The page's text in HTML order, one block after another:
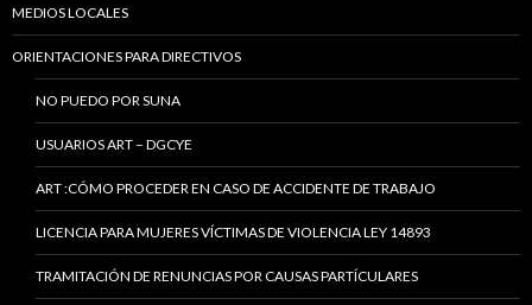
MEDIOS LOCALES
ORIENTACIONES PARA DIRECTIVOS
NO PUEDO POR SUNA
USUARIOS ART – DGCYE
ART :CÓMO PROCEDER EN CASO DE ACCIDENTE DE TRABAJO
LICENCIA PARA MUJERES VÍCTIMAS DE VIOLENCIA LEY 14893
TRAMITACIÓN DE RENUNCIAS POR CAUSAS PARTÍCULARES